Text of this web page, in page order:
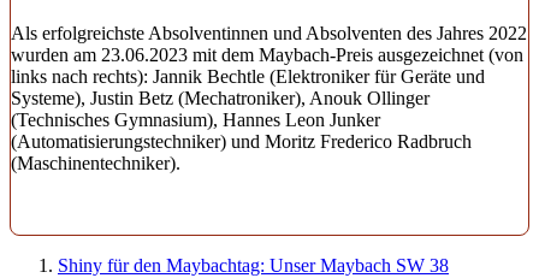
Als erfolgreichste Absolventinnen und Absolventen des Jahres 2022
wurden am 23.06.2023 mit dem Maybach-Preis ausgezeichnet (von
links nach rechts): Jannik Bechtle (Elektroniker für Geräte und
Systeme), Justin Betz (Mechatroniker), Anouk Ollinger
(Technisches Gymnasium), Hannes Leon Junker
(Automatisierungstechniker) und Moritz Frederico Radbruch
(Maschinentechniker).
Shiny für den Maybachtag: Unser Maybach SW 38